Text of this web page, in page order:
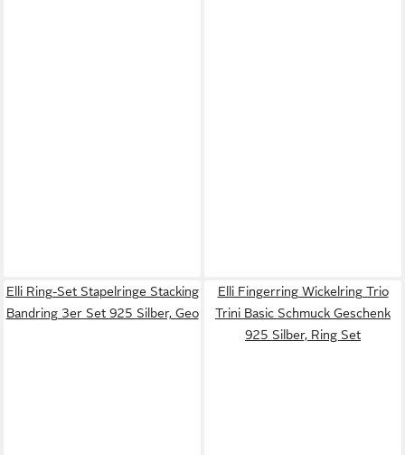
Elli Ring-Set Stapelringe Stacking
Bandring 3er Set 925 Silber, Geo
Elli Fingerring Wickelring Trio
Trini Basic Schmuck Geschenk
925 Silber, Ring Set